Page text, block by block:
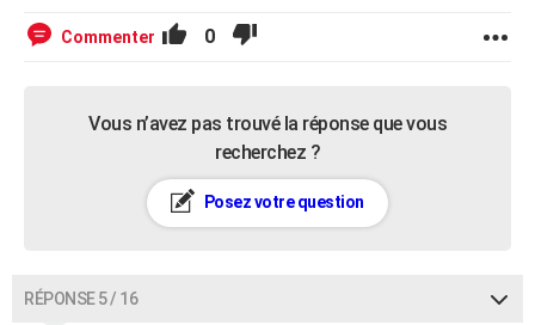
Commenter 0
Vous n’avez pas trouvé la réponse que vous
recherchez ?
Posez votre question
RÉPONSE 5 / 16